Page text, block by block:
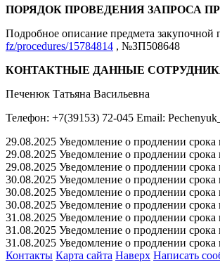
ПОРЯДОК ПРОВЕДЕНИЯ ЗАПРОСА
Подробное описание предмета
fz/procedures/15784814 , №ЗП508648
КОНТАКТНЫЕ ДАННЫЕ
Печенюк Татьяна Васильевна
Телефон: +7(39153) 72-045 Email:
29.08.2025 Уведомление о продлении
29.08.2025 Уведомление о продлении
29.08.2025 Уведомление о продлении
30.08.2025 Уведомление о продлении
30.08.2025 Уведомление о продлении
30.08.2025 Уведомление о продлении
31.08.2025 Уведомление о продлении
31.08.2025 Уведомление о продлении
31.08.2025 Уведомление о продлении
Контакты Карта сайта Наверх Написать